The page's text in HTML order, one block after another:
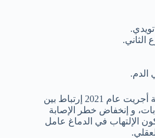
الدم.
علاوة على ذلك، وجدت دراسة أجريت عام 2021 إرتباط بين
و إنخفاض خطر الإصابة
الإلتهاب في الدماغ عامل